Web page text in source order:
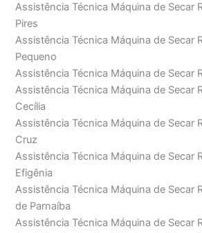
Assistência Técnica Máquina de Secar
Pires
Assistência Técnica Máquina de Secar
Pequeno
Assistência Técnica Máquina de Secar
Assistência Técnica Máquina de Secar
Cecília
Assistência Técnica Máquina de Secar
Cruz
Assistência Técnica Máquina de Secar
Efigênia
Assistência Técnica Máquina de Secar
de Parnaíba
Assistência Técnica Máquina de Secar